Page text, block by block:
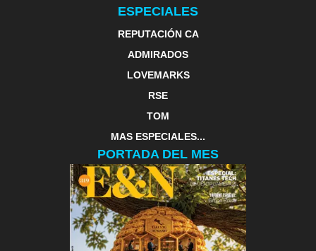
ESPECIALES
REPUTACIÓN CA
ADMIRADOS
LOVEMARKS
RSE
TOM
MAS ESPECIALES...
PORTADA DEL MES